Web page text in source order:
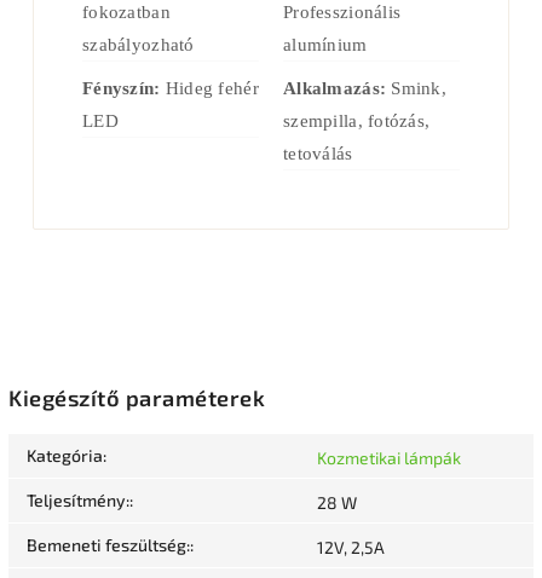
fokozatban
szabályozható
Fényszín: Hideg fehér
LED
Professzionális
alumínium
Alkalmazás: Smink,
szempilla, fotózás,
tetoválás
Kiegészítő paraméterek
Kategória: Kozmetikai lámpák
Teljesítmény:: 28 W
Bemeneti feszültség:: 12V, 2,5A